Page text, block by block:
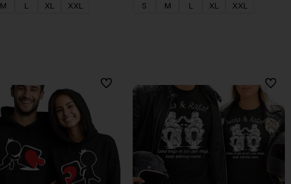
M L XL XXL S M L XL XXL
Do ulubionych Do